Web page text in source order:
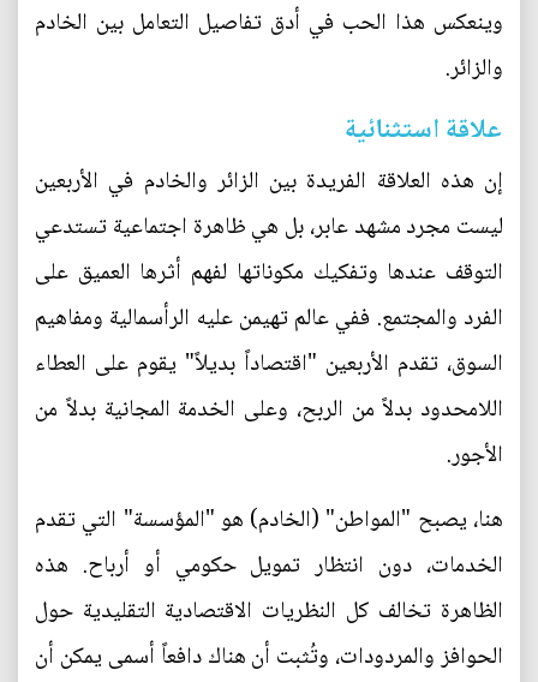
وينعكس هذا الحب في أدق تفاصيل التعامل بين الخادم
والزائر.
علاقة استثنائية
إن هذه العلاقة الفريدة بين الزائر والخادم في الأربعين
ليست مجرد مشهد عابر، بل هي ظاهرة اجتماعية تستدعي
التوقف عندها وتفكيك مكوناتها لفهم أثرها العميق على
الفرد والمجتمع. ففي عالم تهيمن عليه الرأسمالية ومفاهيم
السوق، تقدم الأربعين "اقتصاداً بديلاً" يقوم على العطاء
اللامحدود بدلاً من الربح، وعلى الخدمة المجانية بدلاً من
الأجور.
هنا، يصبح "المواطن" (الخادم) هو "المؤسسة" التي تقدم
الخدمات، دون انتظار تمويل حكومي أو أرباح. هذه
الظاهرة تخالف كل النظريات الاقتصادية التقليدية حول
الحوافز والمردودات، وتُثبت أن هناك دافعاً أسمى يمكن أن